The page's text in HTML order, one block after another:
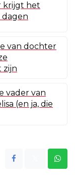
krijgt het
van dochter
zijn
vader van
(en ja, die